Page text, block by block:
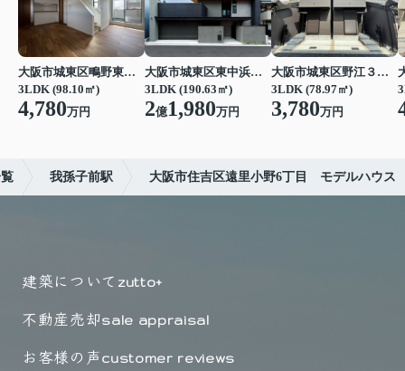
大阪市城東区鴫野東３丁目
3LDK (98.10㎡)
4,780万円
大阪市城東区東中浜３丁目
3LDK (190.63㎡)
2億1,980万円
大阪市城東区野江３丁目
3LDK (78.97㎡)
3,780万円
我孫子前駅 大阪市住吉区遠里小野6丁目 モデルハウス
建築について zutto+
不動産売却sale appraisal
お客様の声customer reviews